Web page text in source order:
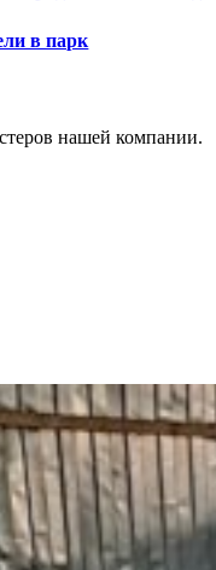
в парк
нашей компании.